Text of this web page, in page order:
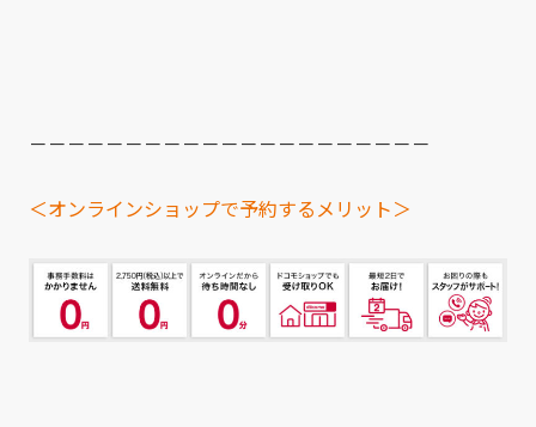
－－－－－－－－－－－－－－－－－－－－－
＜オンラインショップで予約するメリット＞